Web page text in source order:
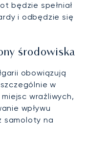
będzie spełniał
i odbędzie się
środowiska
obowiązują
w
wrażliwych,
wpływu
samoloty na